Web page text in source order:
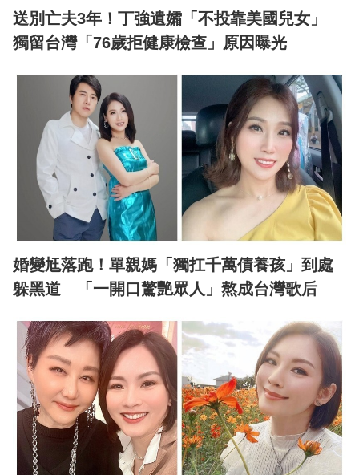
送別亡夫3年！丁強遺孀「不投靠美國兒女」
獨留台灣「76歲拒健康檢查」原因曝光
婚變尪落跑！單親媽「獨扛千萬債養孩」到處
躲黑道 「一開口驚艷眾人」熬成台灣歌后